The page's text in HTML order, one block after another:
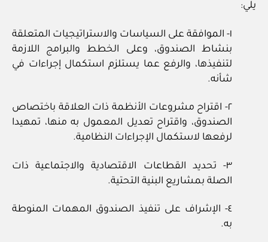
يلي:
١- الموافقة على السياسات والاستراتيجيات المتعلقة
بنشاط الصندوق، وعلى الخطط والبرامج اللازمة
لتنفيذها، والرفع عما يستلزم استكمال إجراءات في
شأنه.
٢- اقتراح مشروعات الأنظمة ذات العلاقة باختصاص
الصندوق، واقتراح تعديل المعمول به منها، تمهيدا
لرفعها لاستكمال الإجراءات النظامية.
٣- تحديد القطاعات الاقتصادية والاجتماعية ذات
الصلة بمشاريع البنية التحتية.
٤- الإشراف على تنفيذ الصندوق المهمات المنوطة
به.